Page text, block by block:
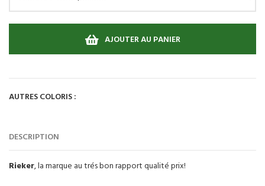
AJOUTER AU PANIER
AUTRES COLORIS :
DESCRIPTION
Rieker, la marque au trés bon rapport qualité prix!